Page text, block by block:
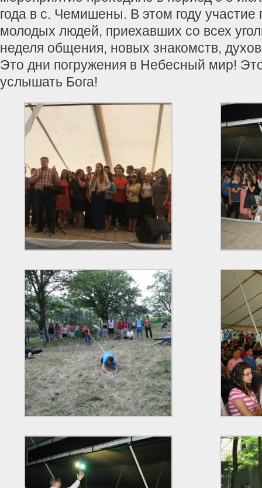
года в с. Чемишены. В этом году участие
молодых людей, приехавших со всех
неделя общения, новых знакомств,
Это дни погружения в Небесный мир!
услышать Бога!